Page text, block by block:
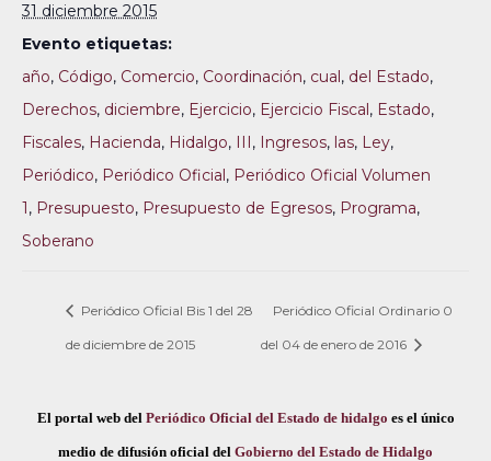
31 diciembre 2015
Evento etiquetas:
año, Código, Comercio, Coordinación, cual, del Estado,
Derechos, diciembre, Ejercicio, Ejercicio Fiscal, Estado,
Fiscales, Hacienda, Hidalgo, III, Ingresos, las, Ley,
Periódico, Periódico Oficial, Periódico Oficial Volumen
1, Presupuesto, Presupuesto de Egresos, Programa,
Soberano
Periódico Oficial Bis 1 del 28
de diciembre de 2015
Periódico Oficial Ordinario 0
del 04 de enero de 2016
El portal web del Periódico Oficial del Estado de hidalgo es el único
medio de difusión oficial del Gobierno del Estado de Hidalgo